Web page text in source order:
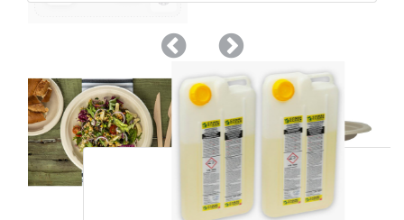
PrécedentSuivant